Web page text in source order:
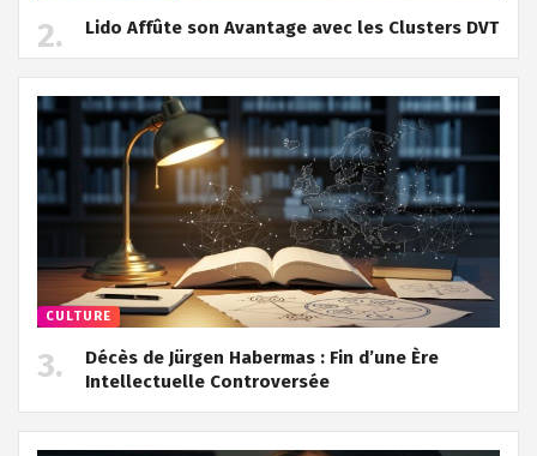
Lido Affûte son Avantage avec les Clusters DVT
CULTURE
Décès de Jürgen Habermas : Fin d’une Ère
Intellectuelle Controversée